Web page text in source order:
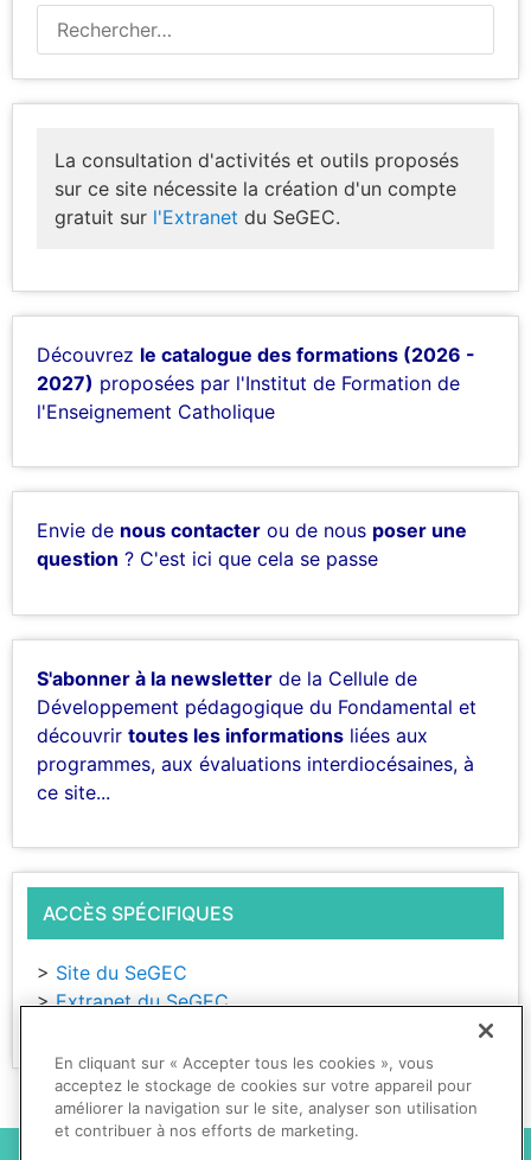
La consultation d'activités et outils proposés
sur ce site nécessite la création d'un compte
gratuit sur l'Extranet du SeGEC.
Découvrez le catalogue des formations (2026 -
2027) proposées par l'Institut de Formation de
l'Enseignement Catholique
Envie de nous contacter ou de nous poser une
question ? C'est ici que cela se passe
S'abonner à la newsletter de la Cellule de
Développement pédagogique du Fondamental et
découvrir toutes les informations liées aux
programmes, aux évaluations interdiocésaines, à
ce site...
ACCÈS SPÉCIFIQUES
> Site du SeGEC
>Extranet du SeGEC
En cliquant sur « Accepter tous les cookies », vous
acceptez le stockage de cookies sur votre appareil pour
améliorer la navigation sur le site, analyser son utilisation
et contribuer à nos efforts de marketing.